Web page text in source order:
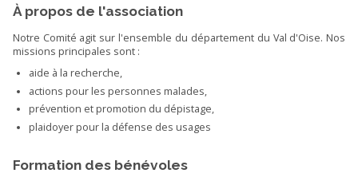
À propos de l'association
Notre Comité agit sur l'ensemble du département du Val d'Oise. Nos
missions principales sont :
aide à la recherche,
actions pour les personnes malades,
prévention et promotion du dépistage,
plaidoyer pour la défense des usages
Formation des bénévoles